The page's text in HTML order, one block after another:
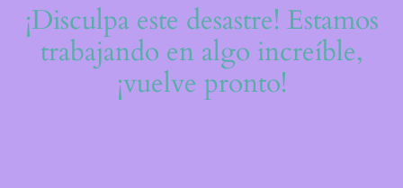
¡Disculpa este desastre! Estamos
trabajando en algo increíble,
¡vuelve pronto!